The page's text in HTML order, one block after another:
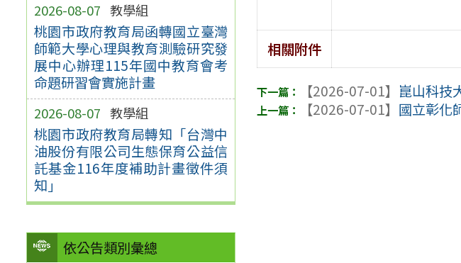
2026-08-07 教學組
桃園市政府教育局函轉國立臺灣
師範大學心理與教育測驗研究發
展中心辦理115年國中教育會考
命題研習會實施計畫
2026-08-07 教學組
桃園市政府教育局轉知「台灣中
油股份有限公司生態保育公益信
託基金116年度補助計畫徵件須
知」
依公告類別彙總
相關附件
【2026-07-01】 崑山科技
【2026-07-01】 國立彰化